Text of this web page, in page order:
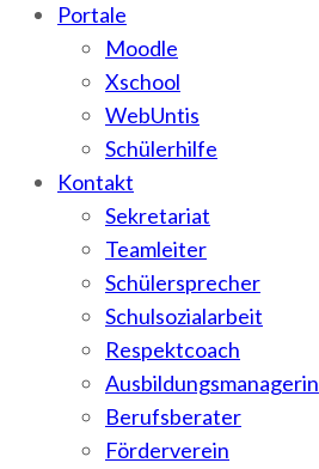
Portale
Moodle
Xschool
WebUntis
Schülerhilfe
Kontakt
Sekretariat
Teamleiter
Schülersprecher
Schulsozialarbeit
Respektcoach
Ausbildungsmanagerin
Berufsberater
Förderverein